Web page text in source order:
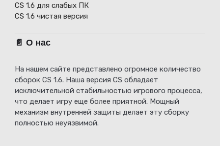
CS 1.6 для слабых ПК
CS 1.6 чистая версия
📄 О нас
На нашем сайте представлено огромное количество
сборок CS 1.6. Наша версия CS обладает
исключительной стабильностью игрового процесса,
что делает игру еще более приятной. Мощный
механизм внутренней защиты делает эту сборку
полностью неуязвимой.